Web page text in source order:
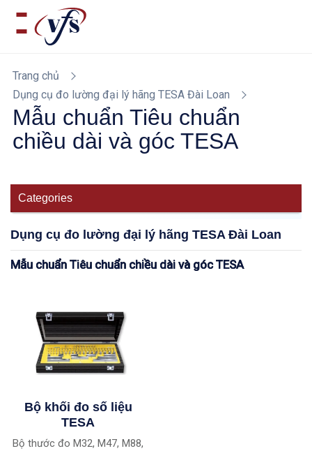
Trang chủ
Dụng cụ đo lường đại lý hãng TESA Đài Loan
Mẫu chuẩn Tiêu chuẩn
chiều dài và góc TESA
Categories
Dụng cụ đo lường đại lý hãng TESA Đài Loan
Mẫu chuẩn Tiêu chuẩn chiều dài và góc TESA
Bộ khối đo số liệu
TESA
Bộ thước đo M32, M47, M88,